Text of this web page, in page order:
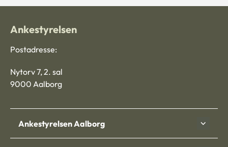
Ankestyrelsen
Postadresse:
Nytorv 7, 2. sal
9000 Aalborg
Ankestyrelsen Aalborg